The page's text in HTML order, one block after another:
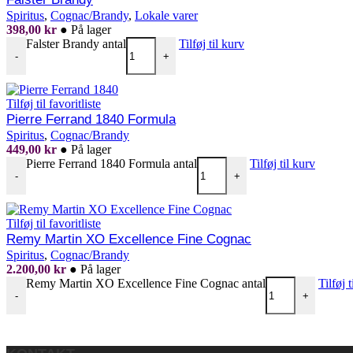
Spiritus, Cognac/Brandy, Lokale varer
398,00 kr ● På lager
-
Falster Brandy antal
+
Tilføj til kurv
Tilføj til favoritliste
Pierre Ferrand 1840 Formula
Spiritus, Cognac/Brandy
449,00 kr ● På lager
-
Pierre Ferrand 1840 Formula antal
+
Tilføj til kurv
Tilføj til favoritliste
Remy Martin XO Excellence Fine Cognac
Spiritus, Cognac/Brandy
2.200,00 kr ● På lager
-
Remy Martin XO Excellence Fine Cognac antal
+
Tilføj